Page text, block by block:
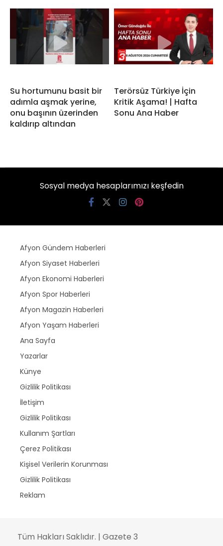
Su hortumunu basit bir
adımla aşmak yerine,
onu başının üzerinden
kaldırıp altından
Terörsüz Türkiye İçin
Kritik Aşama! | Hafta
Sonu Ana Haber
Sosyal medya hesaplarımızı keşfedin
Afyon Gündem Haberleri
Afyon Siyaset Haberleri
Afyon Ekonomi Haberleri
Afyon Spor Haberleri
Afyon Magazin Haberleri
Afyon Yaşam Haberleri
Ana Sayfa
Yazarlar
Künye
Gizlilik Politikası
İletişim
Gizlilik Politikası
Kullanım Şartları
Çerez Politikası
Kişisel Verilerin Korunması
Gizlilik Politikası
Reklam
Tüm Hakları Saklıdır. | Gazete 3